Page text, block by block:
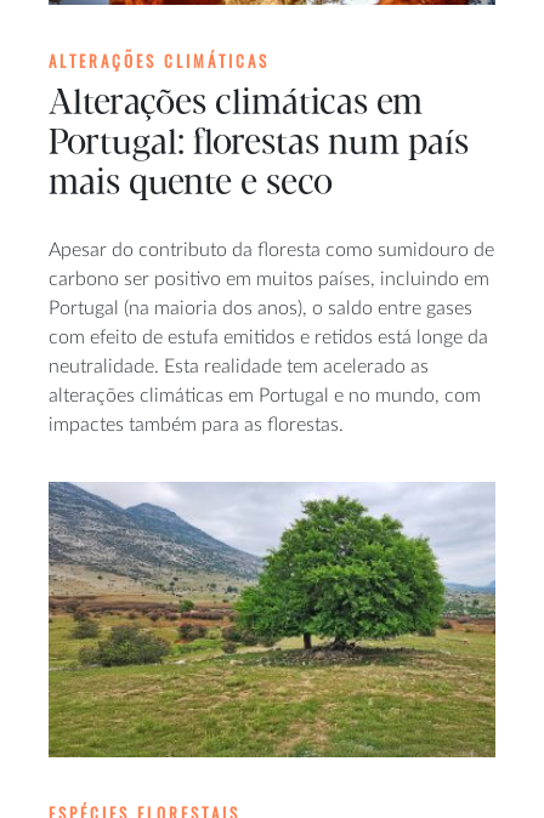
ALTERAÇÕES CLIMÁTICAS
Alterações climáticas em
Portugal: florestas num país
mais quente e seco
Apesar do contributo da floresta como sumidouro de
carbono ser positivo em muitos países, incluindo em
Portugal (na maioria dos anos), o saldo entre gases
com efeito de estufa emitidos e retidos está longe da
neutralidade. Esta realidade tem acelerado as
alterações climáticas em Portugal e no mundo, com
impactes também para as florestas.